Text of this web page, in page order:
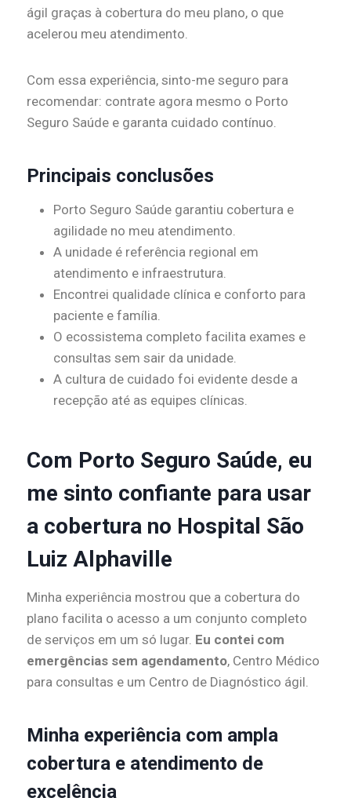
ágil graças à cobertura do meu plano, o que
acelerou meu atendimento.
Com essa experiência, sinto-me seguro para
recomendar: contrate agora mesmo o Porto
Seguro Saúde e garanta cuidado contínuo.
Principais conclusões
Porto Seguro Saúde garantiu cobertura e
agilidade no meu atendimento.
A unidade é referência regional em
atendimento e infraestrutura.
Encontrei qualidade clínica e conforto para
paciente e família.
O ecossistema completo facilita exames e
consultas sem sair da unidade.
A cultura de cuidado foi evidente desde a
recepção até as equipes clínicas.
Com Porto Seguro Saúde, eu
me sinto confiante para usar
a cobertura no Hospital São
Luiz Alphaville
Minha experiência mostrou que a cobertura do
plano facilita o acesso a um conjunto completo
de serviços em um só lugar. Eu contei com
emergências sem agendamento, Centro Médico
para consultas e um Centro de Diagnóstico ágil.
Minha experiência com ampla
cobertura e atendimento de
excelência